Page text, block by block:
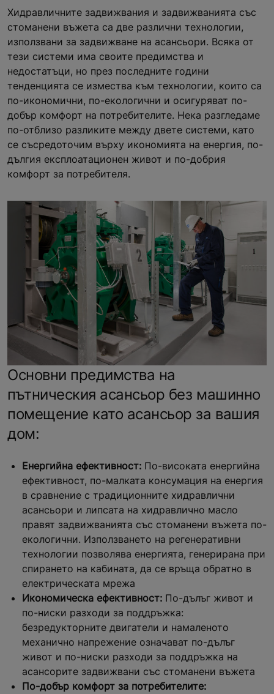
Хидравличните задвижвания и задвижванията със
стоманени въжета са две различни технологии,
използвани за задвижване на асансьори. Всяка от
тези системи има своите предимства и
недостатъци, но през последните години
тенденцията се измества към технологии, които са
по-икономични, по-екологични и осигуряват по-
добър комфорт на потребителите. Нека разгледаме
по-отблизо разликите между двете системи, като
се съсредоточим върху икономията на енергия, по-
дългия експлоатационен живот и по-добрия
комфорт за потребителя.
Основни предимства на
пътническия асансьор без машинно
помещение като асансьор за вашия
дом:
Енергийна ефективност: По-високата енергийна
ефективност, по-малката консумация на енергия
в сравнение с традиционните хидравлични
асансьори и липсата на хидравлично масло
правят задвижванията със стоманени въжета по-
екологични. Използването на регенеративни
технологии позволява енергията, генерирана при
спирането на кабината, да се връща обратно в
електрическата мрежа
Икономическа ефективност: По-дълъг живот и
по-ниски разходи за поддръжка:
безредукторните двигатели и намаленото
механично напрежение означават по-дълъг
живот и по-ниски разходи за поддръжка на
асансорите задвижвани със стоманени въжета
По-добър комфорт за потребителите: